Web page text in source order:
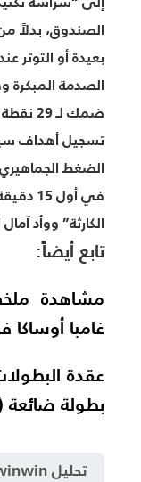
الصندوق، بدلاً
بعيدة أو التوتر
الصدمة المبكرة
ضمك لـ
تسجيل أهداف
الضغط
في
الكارثة” ووأد
تابع أيضاً:
مشاهدة
غامبا
بطولة ضائعة
تحليل ksawinwin